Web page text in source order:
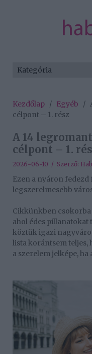
Kezdőlap / Egyéb /
célpont – 1. rész
A 14
célpont – 1.
2026-06-10 / Szerző:
Ezen a nyáron
legszerelmesebb
Cikkünkben
ahol édes pillanatokat
köztük igazi
lista korántsem teljes,
a szerelem jelképe,